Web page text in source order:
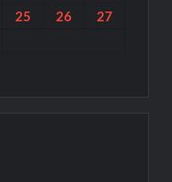
25 26
27